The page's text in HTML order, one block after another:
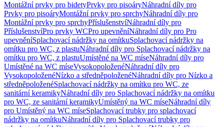
Montážní prvky pro bidetyPrvky pro pisoáryNáhradní díly pro
Prvky pro pisoáryMontážní prvky pro sprchyNáhradní díly pro
Montážní prvky pro sprchyPříslušenstvíNáhradní díly pro
PříslušenstvíPro prvky WCPro upevněníNáhradní díly pro Pro
upevněníSplachovací nádržky na omítkuSplachovací nádržky na
omítku pro WC, z plastuNáhradní díly pro Splachovací nádržky na
omítku pro WC, z plastuUmístěné na WC míseNáhradní díly pro
Umístěné na WC míseVysokopoloženéNáhradní díly pro
VysokopoloženéNízko a středněpoloženéNáhradní díly pro Nízko a
středněpoloženéSplachovací nádržky na omítku pro WC, ze
sanitární keramikyNáhradní díly pro Splachovací nádržky na omítku
pro WC, ze sanitární keramikyUmístěný na WC míseNáhradní díly
pro Umístěný na WC míseSplachovací trubky pro splachovací
nádržky na omítkuNáhradní díly pro Splachovací trubky pro